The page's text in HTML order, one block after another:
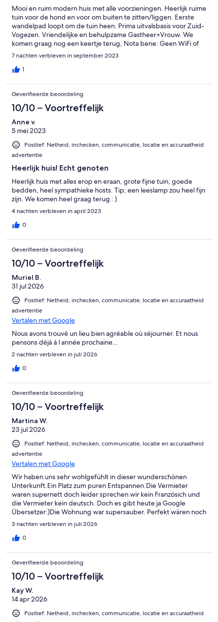
Mooi en ruim modern huis met alle voorzieningen. Heerlijk ruime
tuin voor de hond en voor om buiten te zitten/liggen. Eerste
wandelpad loopt om de tuin heen. Prima uitvalsbasis voor Zuid-
Vogezen. Vriendelijke en behulpzame Gastheer+Vrouw. We
komen graag nog een keertje terug, Nota bene: Geen WiFi of
Omheind zwembad.
7 nachten verbleven in september 2023
1
Geverifieerde beoordeling
10/10 – Voortreffelijk
Anne v.
5 mei 2023
Positief: Netheid, inchecken, communicatie, locatie en accuraatheid
advertentie
Heerlijk huis! Echt genoten
Heerlijk huis met alles erop en eraan, grote fijne tuin, goede
bedden, heel sympathieke hosts. Tip; een leeslamp zou heel fijn
zijn. We komen heel graag terug : )
4 nachten verbleven in april 2023
0
Geverifieerde beoordeling
10/10 – Voortreffelijk
Muriel B.
31 jul 2026
Positief: Netheid, inchecken, communicatie, locatie en accuraatheid
advertentie
Vertalen met Google
Nous avons trouvé un lieu bien agréable où séjourner. Et nous
pensons déjà à l année prochaine...
2 nachten verbleven in juli 2026
0
Geverifieerde beoordeling
10/10 – Voortreffelijk
Martina W.
23 jul 2026
Positief: Netheid, inchecken, communicatie, locatie en accuraatheid
advertentie
Vertalen met Google
Wir haben uns sehr wohlgefühlt in dieser wunderschönen
Unterkunft.Ein Platz zum puren Entspannen.Die Vermieter
waren supernett doch leider sprechen wir kein Französich und
die Vermieter kein deutsch. Doch es gibt heute ja Google
Übersetzer:)Die Wohnung war supersauber. Perfekt wären noch
ein paar Abtrockenhandtücher gewesen. Mehr gibt es nicht zu
sagen. Ein toller Aufenthalt.Danke dafür.Wir würden wirklich
gerne Wiederkommen.
3 nachten verbleven in juli 2026
0
Geverifieerde beoordeling
10/10 – Voortreffelijk
Kay W.
14 apr 2026
Positief: Netheid, inchecken, communicatie, locatie en accuraatheid